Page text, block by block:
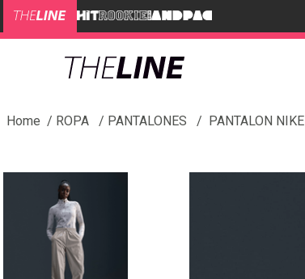
ROPA PANTALONES PANTALON